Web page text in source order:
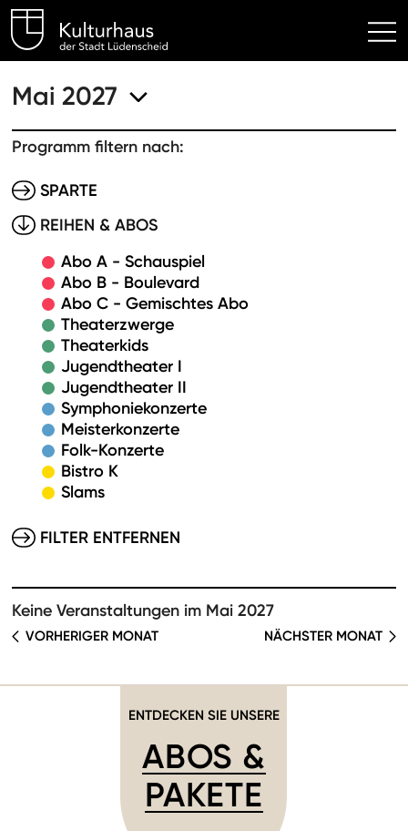
Kulturhaus Lüdenscheid
Mai 2027
Programm filtern nach:
SPARTE
REIHEN & ABOS
Abo A - Schauspiel
Abo B - Boulevard
Abo C - Gemischtes Abo
Theaterzwerge
Theaterkids
Jugendtheater I
Jugendtheater II
Symphoniekonzerte
Meisterkonzerte
Folk-Konzerte
Bistro K
Slams
FILTER ENTFERNEN
Keine Veranstaltungen im Mai 2027
VORHERIGER MONAT NÄCHSTER MONAT
ENTDECKEN SIE UNSERE
ABOS &
PAKETE